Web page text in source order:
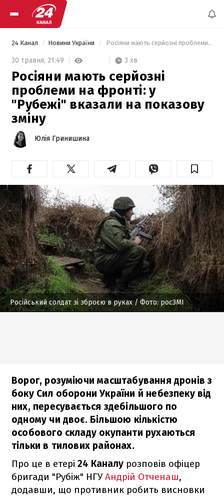
24 Канал Новини України Росіяни мають серйозні проблеми на фронті: у "Рубежі" вказали на показову зміну
30 травня, 21:49 3 хв
Росіяни мають серйозні
проблеми на фронті: у
"Рубежі" вказали на показову
зміну
Юлія Гринишина
Російський солдат зі зброєю в руках/ Фото: росЗМІ
Ворог, розуміючи масштабування дронів з
боку Сил оборони України й небезпеку від
них, пересувається здебільшого по
одному чи двоє. Більшою кількістю
особового складу окупанти рухаються
тільки в тилових районах.
Про це в етері 24 Каналу розповів офіцер
бригади "Рубіж" НГУАндрій Отченаш,
додавши, що противник робить висновки